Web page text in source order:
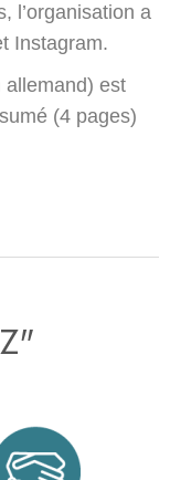
l’organisation a
Instagram.
allemand) est
(4 pages)